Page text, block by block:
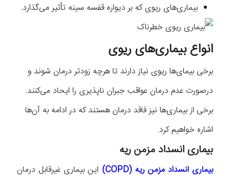
بیماری‌های ریوی که بر دیواره قفسه سینه تأثیر می‌گذارد.
انواع بیماری‌های ریوی
برخی بیمای‌ها ریوی نیاز دارند تا هرچه زودتر درمان شوند و
درصورت عدم درمان عواقب جبران ناپذیری را ایحاد می‌کنند.
برخی از بیماری‌ها نیز فاقد در‌مان هستند که در ادامه به آن‌ها
اشاره خواهیم کرد.
بیماری انسداد مزمن ریه
بیماری انسداد مزمن ریه (COPD)
این بیماری غیرقابل درمان